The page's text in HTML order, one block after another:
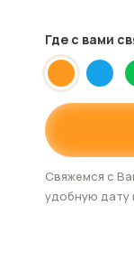
Где с вами
Свяжемся с
удобную дату